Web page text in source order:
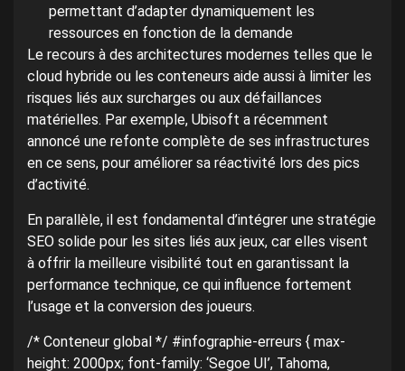
permettant d’adapter dynamiquement les
ressources en fonction de la demande
Le recours à des architectures modernes telles que le
cloud hybride ou les conteneurs aide aussi à limiter les
risques liés aux surcharges ou aux défaillances
matérielles. Par exemple, Ubisoft a récemment
annoncé une refonte complète de ses infrastructures
en ce sens, pour améliorer sa réactivité lors des pics
d’activité.
En parallèle, il est fondamental d’intégrer une stratégie
SEO solide pour les sites liés aux jeux, car elles visent
à offrir la meilleure visibilité tout en garantissant la
performance technique, ce qui influence fortement
l’usage et la conversion des joueurs.
/* Conteneur global */ #infographie-erreurs { max-
height: 2000px; font-family: ‘Segoe UI’, Tahoma,